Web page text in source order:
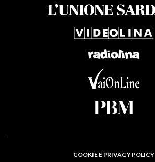
COOKIE E PRIVACY POLICY